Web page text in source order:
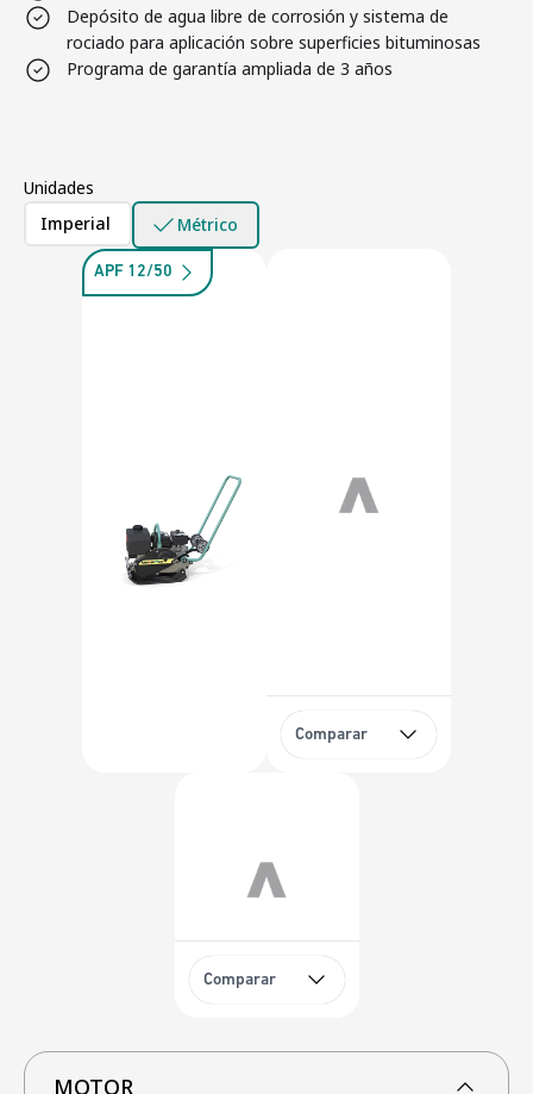
Depósito de agua libre de corrosión y sistema de
rociado para aplicación sobre superficies bituminosas
Programa de garantía ampliada de 3 años
Unidades
Imperial
Métrico
APF 12/50
Comparar
Comparar
MOTOR